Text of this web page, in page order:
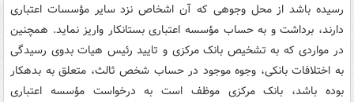
رسیده باشد از محل وجوهی که آن اشخاص نزد سایر مؤسسات اعتباری
دارند، برداشت و به حساب مؤسسه اعتباری بستانکار واریز نماید. همچنین
در مواردی که به تشخیص بانک مرکزی و تایید رئیس هیات‎ بدوی رسیدگی
به اختلافات بانکی، وجوه موجود در حساب شخص ثالث، متعلق به بدهکار
بوده باشد، بانک مرکزی موظف است به درخواست مؤسسه اعتباری